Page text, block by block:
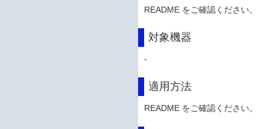
README をご確認ください。
対象機器
-
適用方法
README をご確認ください。